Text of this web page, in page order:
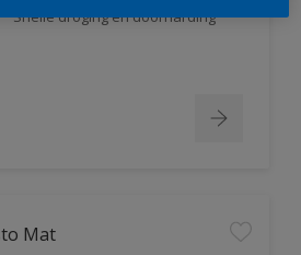
Snelle droging en doorharding
Mat